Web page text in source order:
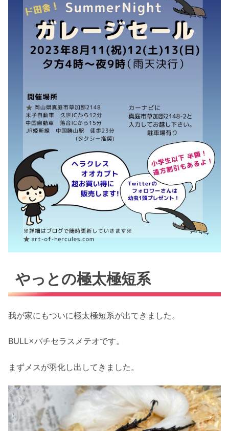
やっとの極太極短系
我が家にもついに極太極短系が出てきました。
BULL×パチセラスメテオです。
まずメスが羽化し出してきました。